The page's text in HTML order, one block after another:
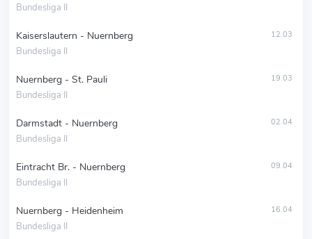
Bundesliga II
Kaiserslautern - Nuernberg
Bundesliga II
12.03
Nuernberg - St. Pauli
Bundesliga II
19.03
Darmstadt - Nuernberg
Bundesliga II
02.04
Eintracht Br. - Nuernberg
Bundesliga II
09.04
Nuernberg - Heidenheim
Bundesliga II
16.04